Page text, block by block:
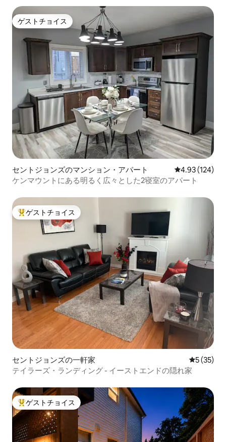
ゲストチョイス
ゲストチョイス
セントジョンズのマンション・アパート レビュー124
4.93 (124)
ケンマウントにある明るく広々とした2寝室のアパート
大好評のゲストチョイスです。
ゲストチョイス
セントジョンズの一軒家 レビュー
5 (35)
テイラーズ・ランディング - イーストエンドの隠れ家
大好評のゲストチョイスです。
ゲストチョイス